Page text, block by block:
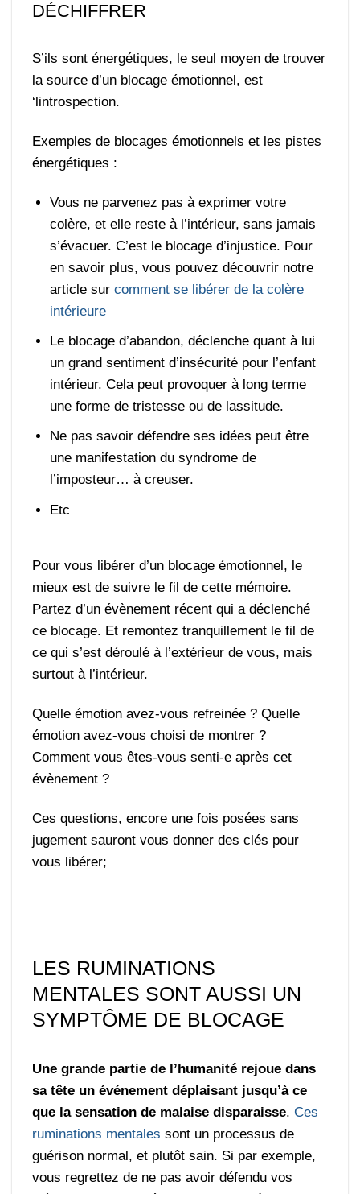
DÉCHIFFRER
S’ils sont énergétiques, le seul moyen de trouver
la source d’un blocage émotionnel, est
‘lintrospection.
Exemples de blocages émotionnels et les pistes
énergétiques :
Vous ne parvenez pas à exprimer votre
colère, et elle reste à l’intérieur, sans jamais
s’évacuer. C’est le blocage d’injustice. Pour
en savoir plus, vous pouvez découvrir notre
article sur comment se libérer de la colère
intérieure
Le blocage d’abandon, déclenche quant à lui
un grand sentiment d’insécurité pour l’enfant
intérieur. Cela peut provoquer à long terme
une forme de tristesse ou de lassitude.
Ne pas savoir défendre ses idées peut être
une manifestation du syndrome de
l’imposteur… à creuser.
Etc
Pour vous libérer d’un blocage émotionnel, le
mieux est de suivre le fil de cette mémoire.
Partez d’un évènement récent qui a déclenché
ce blocage. Et remontez tranquillement le fil de
ce qui s’est déroulé à l’extérieur de vous, mais
surtout à l’intérieur.
Quelle émotion avez-vous refreinée ? Quelle
émotion avez-vous choisi de montrer ?
Comment vous êtes-vous senti-e après cet
évènement ?
Ces questions, encore une fois posées sans
jugement sauront vous donner des clés pour
vous libérer;
LES RUMINATIONS
MENTALES SONT AUSSI UN
SYMPTÔME DE BLOCAGE
Une grande partie de l’humanité rejoue dans
sa tête un événement déplaisant jusqu’à ce
que la sensation de malaise disparaisse.Ces
ruminations mentales sont un processus de
guérison normal, et plutôt sain. Si par exemple,
vous regrettez de ne pas avoir défendu vos